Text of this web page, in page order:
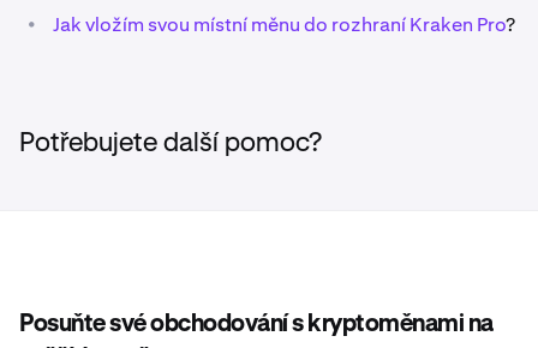
• Jak vložím svou místní měnu do rozhraní Kraken Pro?
Potřebujete další pomoc?
Posuňte své obchodování s kryptoměnami na